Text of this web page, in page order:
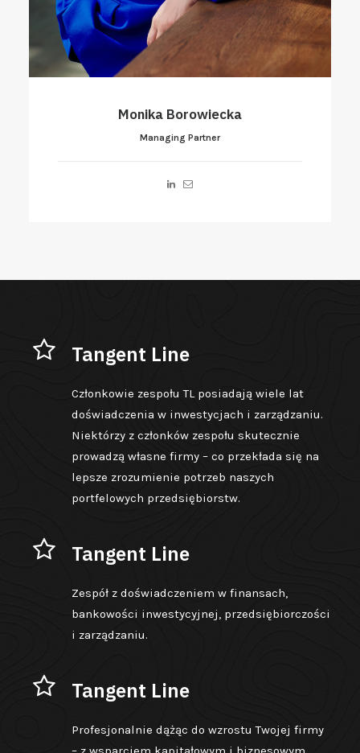
Aleksander Mokrecki
Managing Partner
Tangent Line
Członkowie zespołu TL posiadają wiele lat
doświadczenia w inwestycjach i zarządzaniu.
Niektórzy z członków zespołu skutecznie
prowadzą własne firmy – co przekłada się na
lepsze zrozumienie potrzeb naszych
portfelowych przedsiębiorstw.
Tangent Line
Zespół z doświadczeniem w finansach,
bankowości inwestycyjnej, przedsiębiorczości
i zarządzaniu.
Tangent Line
Profesjonalnie dążąc do wzrostu Twojej firmy